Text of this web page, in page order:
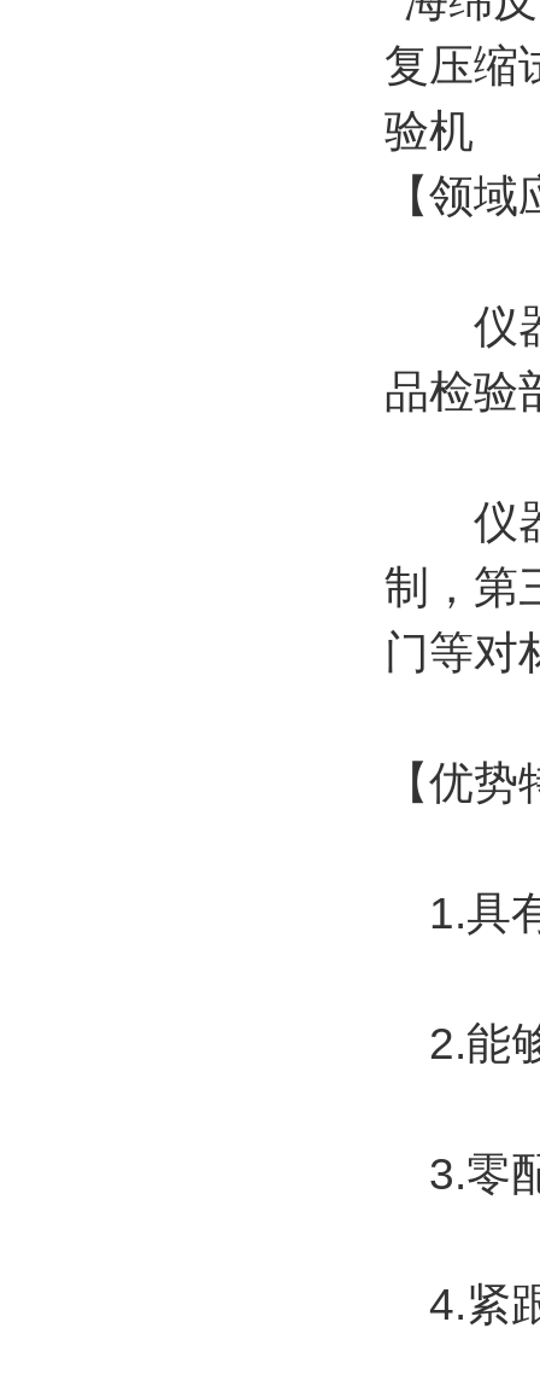
【领
仪器
品检验
仪器
制，第
门等对
【优
1.具
2.能
3.零
4.紧